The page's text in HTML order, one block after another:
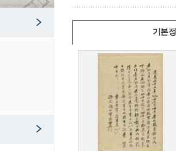
기본